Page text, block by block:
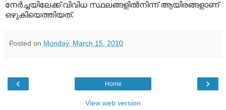
നേര്‍ച്ചയിലേക്ക് വിവിധ സ്ഥലങ്ങളില്‍നിന്ന് ആയിരങ്ങളാണ്
ഒഴുകിയെത്തിയത്.
Posted on Monday, March 15, 2010
‹ ›
Home
View web version